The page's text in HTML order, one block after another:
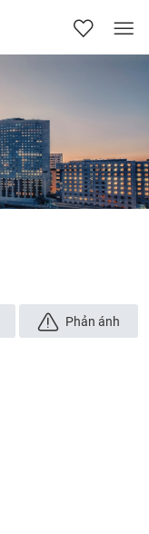
nhadatdongnai360.vn
Phản ánh